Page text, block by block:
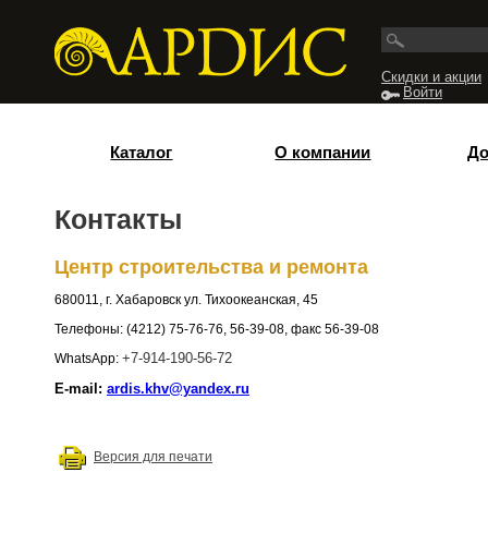
Скидки и акции
Войти
Каталог О компании
Контакты
Центр строительства и ремонта
680011, г. Хабаровск ул. Тихоокеанская, 45
Телефоны: (4212) 75-76-76, 56-39-08, факс 56-39-08
WhatsApp: +7-914-190-56-72
E-mail: ardis.khv@yandex.ru
Версия для печати